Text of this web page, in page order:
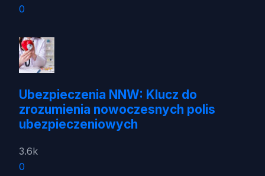
0
Ubezpieczenia NNW: Klucz do
zrozumienia nowoczesnych polis
ubezpieczeniowych
3.6k
0